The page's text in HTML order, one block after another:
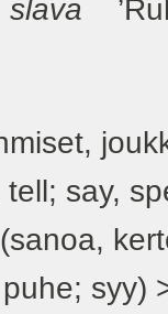
slava
say,
(sanoa,
syy)